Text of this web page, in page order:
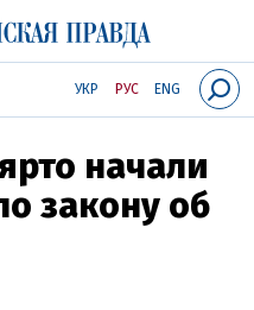
УКР РУС ENG
начали
закону об